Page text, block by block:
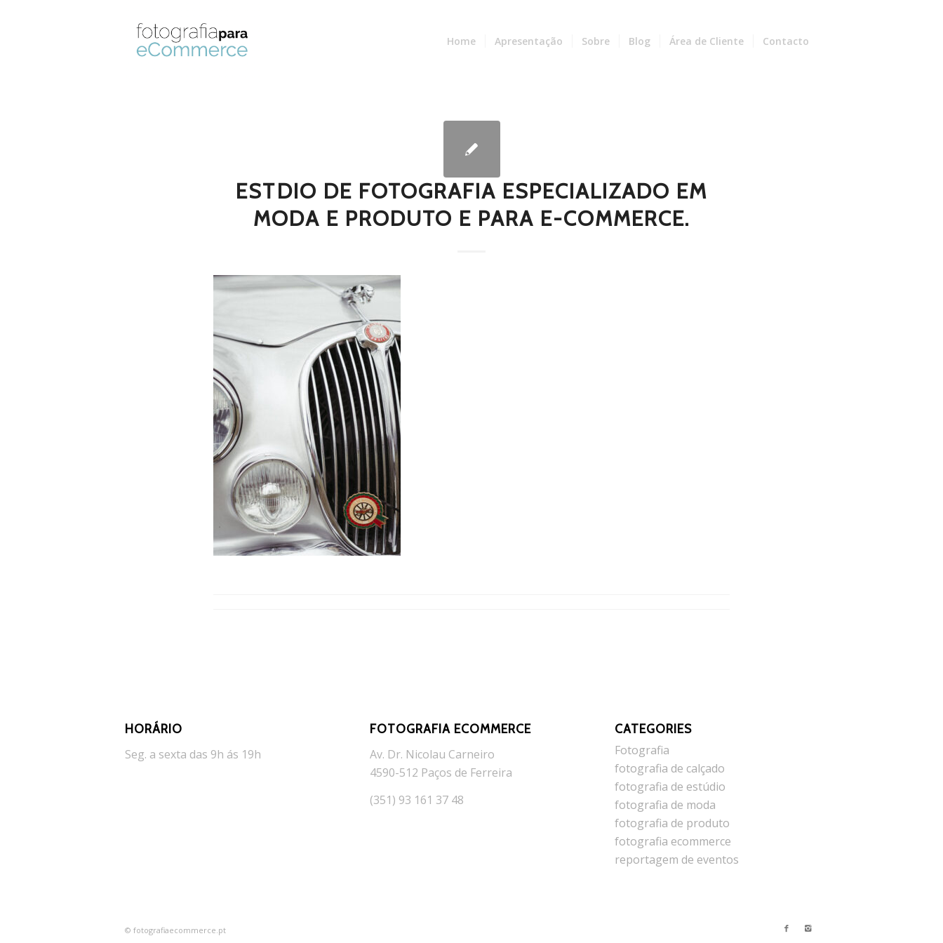
Home Apresentação Sobre Blog Área de Cliente Contacto
ESTDIO DE FOTOGRAFIA ESPECIALIZADO EM
MODA E PRODUTO E PARA E-COMMERCE.
HORÁRIO
Seg. a sexta das 9h ás 19h
FOTOGRAFIA ECOMMERCE
Av. Dr. Nicolau Carneiro
4590-512 Paços de Ferreira
(351) 93 161 37 48
CATEGORIES
Fotografia
fotografia de calçado
fotografia de estúdio
fotografia de moda
fotografia de produto
fotografia ecommerce
reportagem de eventos
© fotografiaecommerce.pt